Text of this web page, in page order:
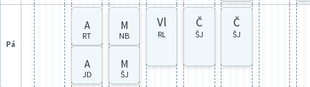
pá
A
RT
A
JD
M
NB
M
ŠJ
Vl
RL
Č
ŠJ
Č
ŠJ